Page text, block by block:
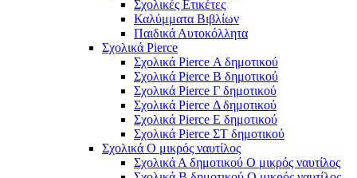
Σχολικές Ετικέτες
Καλύμματα Βιβλίων
Παιδικά Αυτοκόλλητα
Σχολικά Pierce
Σχολικά Pierce Α δημοτικού
Σχολικά Pierce Β δημοτικού
Σχολικά Pierce Γ δημοτικού
Σχολικά Pierce Δ δημοτικού
Σχολικά Pierce Ε δημοτικού
Σχολικά Pierce ΣΤ δημοτικού
Σχολικά Ο μικρός ναυτίλος
Σχολικά Α δημοτικού Ο μικρός ναυτίλος